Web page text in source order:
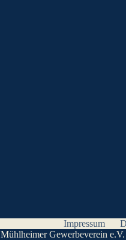
Impressum
Mühlheimer Gewerbeverein